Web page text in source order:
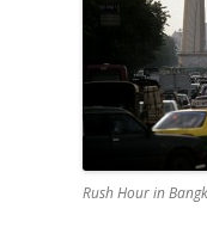
Rush Hour in